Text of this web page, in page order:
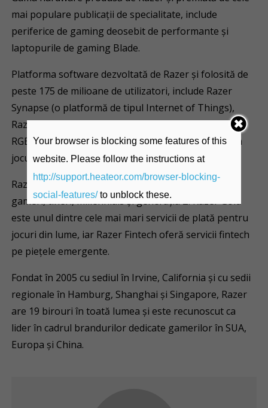
mai populare publicații de specialitate, include
periferice de gaming deosebit de performante și
laptopurile de gaming Blade.
Platforma software dezvoltată de Razer și folosită de
peste 175 de milioane de utilizatori, include Razer
Synapse (o platformă de tipul Internet of Things),
Razer Chroma (un sistem proprietar de iluminare
RGB) și Razer Cortex (un sistem pentru optimizarea
jocurilor video).
Razer oferă, de asemenea, servicii de plată pentru
gameri, tineri, millennials și generația Z. Razer Gold
este unul dintre cele mai mari servicii de plată pentru
jocuri din lume, iar Razer Fintech oferă servicii fintech
pe piețele emergente.
Fondat în 2005 cu sediul în Irvine, California și cu sedii
regionale în Hamburg, Shanghai și Singapore, Razer
are 19 birouri în toată lumea și este recunoscut ca
lider în cadrul brandurilor dedicate gamerilor în SUA,
Europa și China.
Your browser is blocking some features of this
website. Please follow the instructions at
http://support.heateor.com/browser-blocking-
social-features/to unblock these.